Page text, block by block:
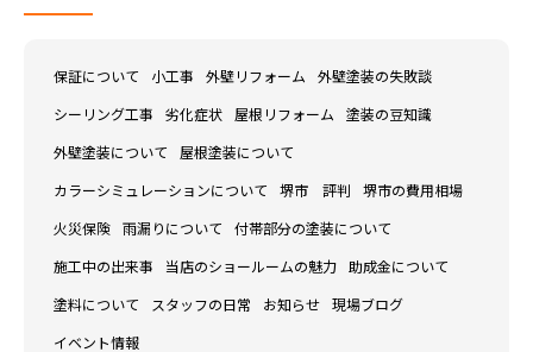
保証について 小工事 外壁リフォーム 外壁塗装の失敗談
シーリング工事 劣化症状 屋根リフォーム 塗装の豆知識
外壁塗装について 屋根塗装について
カラーシミュレーションについて 堺市 評判 堺市の費用相場
火災保険 雨漏りについて 付帯部分の塗装について
施工中の出来事 当店のショールームの魅力 助成金について
塗料について スタッフの日常 お知らせ 現場ブログ
イベント情報